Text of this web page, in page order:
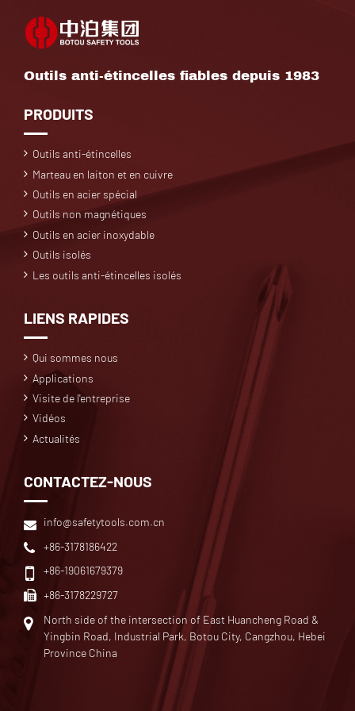
Outils anti-étincelles fiables depuis 1983
PRODUITS
Outils anti-étincelles
Marteau en laiton et en cuivre
Outils en acier spécial
Outils non magnétiques
Outils en acier inoxydable
Outils isolés
Les outils anti-étincelles isolés
LIENS RAPIDES
Qui sommes nous
Applications
Visite de l'entreprise
Vidéos
Actualités
CONTACTEZ-NOUS
info@safetytools.com.cn
+86-3178186422
+86-19061679379
+86-3178229727
North side of the intersection of East Huancheng Road &
Yingbin Road, Industrial Park, Botou City, Cangzhou, Hebei
Province China